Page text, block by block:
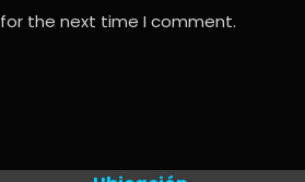
the next time I comment.